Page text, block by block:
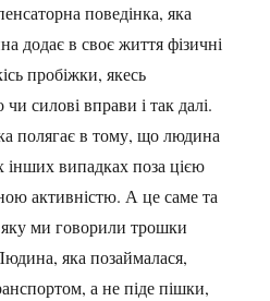
поведінка, яка
додає в своє життя фізичні
пробіжки, якесь
силові вправи і так далі.
полягає в тому, що людина
інших випадках поза цією
активністю. А це саме та
яку ми говорили трошки
яка позаймалася,
а не піде пішки,